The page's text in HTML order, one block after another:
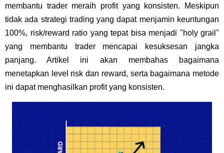
membantu trader meraih profit yang konsisten. Meskipun
tidak ada strategi trading yang dapat menjamin keuntungan
100%, risk/reward ratio yang tepat bisa menjadi "holy grail"
yang membantu trader mencapai kesuksesan jangka
panjang. Artikel ini akan membahas bagaimana
menetapkan level risk dan reward, serta bagaimana metode
ini dapat menghasilkan profit yang konsisten.